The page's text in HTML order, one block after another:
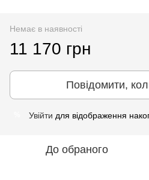
Немає в наявності
11 170 грн
Повідомити,
Увійти для відображення
До обраного